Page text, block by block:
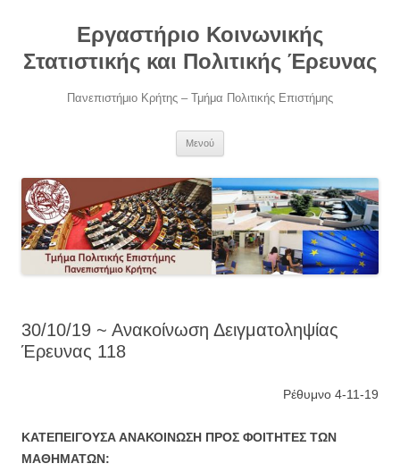
περιεχόμενοΕργαστήριο Κοινωνικής
Στατιστικής και Πολιτικής Έρευνας
Πανεπιστήμιο Κρήτης – Τμήμα Πολιτικής Επιστήμης
Μενού
30/10/19 ~ Ανακοίνωση Δειγματοληψίας
Έρευνας 118
Ρέθυμνο 4-11-19
ΚΑΤΕΠΕΙΓΟΥΣΑ ΑΝΑΚΟΙΝΩΣΗ ΠΡΟΣ ΦΟΙΤΗΤΕΣ ΤΩΝ
ΜΑΘΗΜΑΤΩΝ: